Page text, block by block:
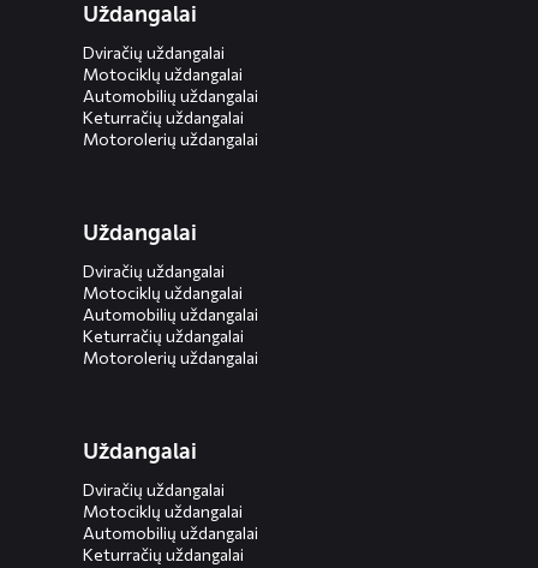
Uždangalai
Dviračių uždangalai
Motociklų uždangalai
Automobilių uždangalai
Keturračių uždangalai
Motorolerių uždangalai
Uždangalai
Dviračių uždangalai
Motociklų uždangalai
Automobilių uždangalai
Keturračių uždangalai
Motorolerių uždangalai
Uždangalai
Dviračių uždangalai
Motociklų uždangalai
Automobilių uždangalai
Keturračių uždangalai